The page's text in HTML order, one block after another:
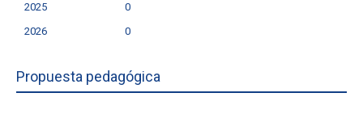
2025
0
2026
0
Propuesta pedagógica